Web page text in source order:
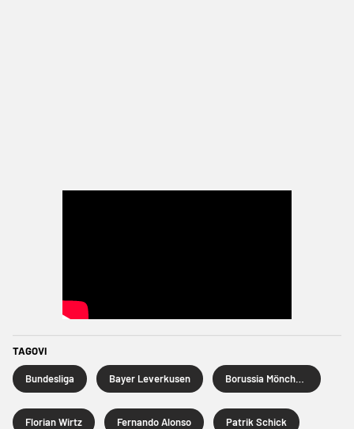
TAGOVI
Bundesliga Bayer Leverkusen
Florian Wirtz Fernando Alonso Patrik Schick